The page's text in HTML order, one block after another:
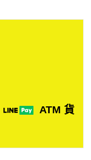
ATM 貨